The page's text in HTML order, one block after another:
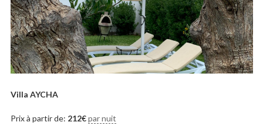
Villa AYCHA
Prix à partir de: 212€ par nuit